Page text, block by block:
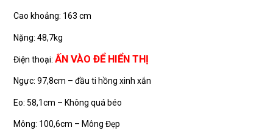
Cao khoảng: 163 cm
Nặng: 48,7kg
Điện thoại:ẤN VÀO ĐỂ HIỂN THỊ
Ngực: 97,8cm – đầu ti hồng xinh xắn
Eo: 58,1cm – Không quá béo
Mông: 100,6cm – Mông Đẹp